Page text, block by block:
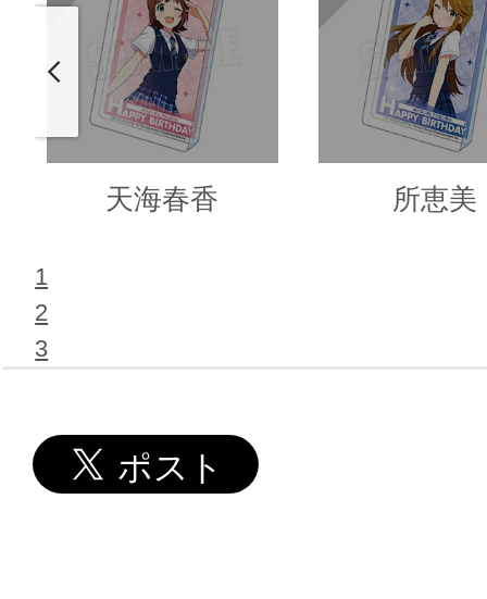
天海春香 所恵美
1
2
3